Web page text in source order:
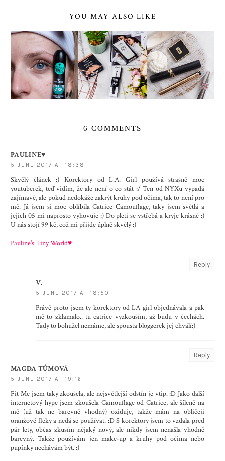
YOU MAY ALSO LIKE
6 COMMENTS
PAULINE♥
5 JUNE 2017 AT 18:38
Skvělý článek :) Korektory od L.A. Girl používá strašně moc
youtuberek, teď vidím, že ale není o co stát :/ Ten od NYXu vypadá
zajímavě, ale pokud nedokáže zakrýt kruhy pod očima, tak to není pro
mě. Já jsem si moc oblíbila Catrice Camouflage, taky jsem světlá a
jejich 05 mi naprosto vyhovuje :) Do pleti se vstřebá a kryje krásně :)
U nás stojí 99 kč, což mi přijde úplně skvělý :)
Pauline’s Tiny World♥
Reply
V.
5 JUNE 2017 AT 18:50
Právě proto jsem ty korektory od LA girl objednávala a pak
mě to zklamalo.. tu catrice vyzkouším, až budu v čechách.
Tady to bohužel nemáme, ale spousta bloggerek jej chválí:)
Reply
MAGDA TŮMOVÁ
5 JUNE 2017 AT 19:16
Fit Me jsem taky zkoušela, ale nejsvětlejší odstín je vtip. :D Jako další
internetový hype jsem zkoušela Camouflage od Catrice, ale šíleně na
mě (už tak ne barevně vhodný) oxiduje, takže mám na obličeji
oranžové fleky a nedá se používat. :D S korektory jsem to vzdala před
pár lety, občas zkusím nějaký nový, ale nikdy jsem nenašla vhodně
barevný. Takže používám jen make-up a kruhy pod očima nebo
pupínky nechávám být. :)